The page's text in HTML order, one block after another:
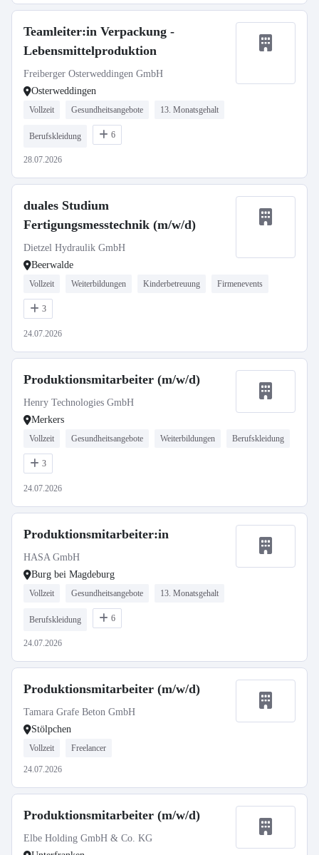
Teamleiter:in Verpackung -
Lebensmittelproduktion
Freiberger Osterweddingen GmbH
Osterweddingen
Vollzeit Gesundheitsangebote 13. Monatsgehalt
Berufskleidung 6
28.07.2026
duales Studium
Fertigungsmesstechnik (m/w/d)
Dietzel Hydraulik GmbH
Beerwalde
Vollzeit Weiterbildungen Kinderbetreuung Firmenevents
3
24.07.2026
Produktionsmitarbeiter (m/w/d)
Henry Technologies GmbH
Merkers
Vollzeit Gesundheitsangebote Weiterbildungen Berufskleidung
3
24.07.2026
Produktionsmitarbeiter:in
HASA GmbH
Burg bei Magdeburg
Vollzeit Gesundheitsangebote 13. Monatsgehalt
Berufskleidung 6
24.07.2026
Produktionsmitarbeiter (m/w/d)
Tamara Grafe Beton GmbH
Stölpchen
Vollzeit Freelancer
24.07.2026
Produktionsmitarbeiter (m/w/d)
Elbe Holding GmbH & Co. KG